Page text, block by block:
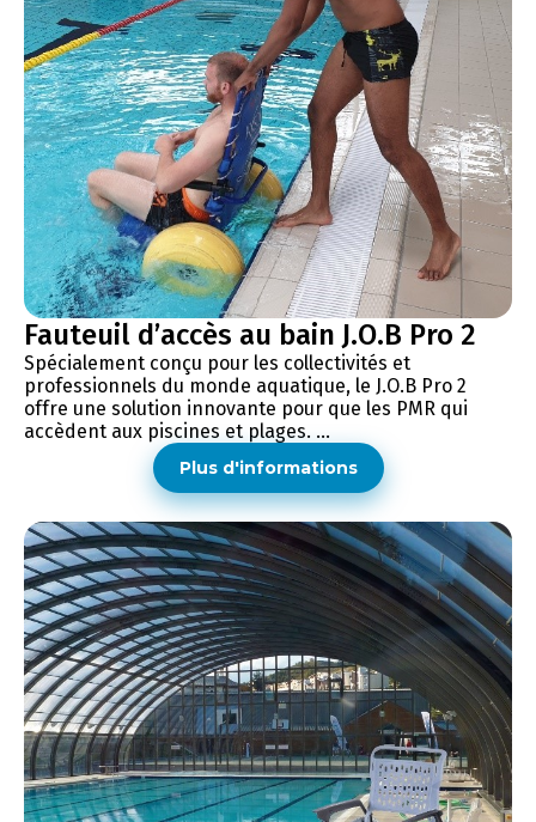
Fauteuil d’accès au bain J.O.B Pro 2
Spécialement conçu pour les collectivités et
professionnels du monde aquatique, le J.O.B Pro 2
offre une solution innovante pour que les PMR qui
accèdent aux piscines et plages. ...
Plus d'informations